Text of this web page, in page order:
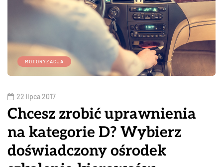
MOTORYZACJA
22 lipca 2017
Chcesz zrobić uprawnienia
na kategorie D? Wybierz
doświadczony ośrodek